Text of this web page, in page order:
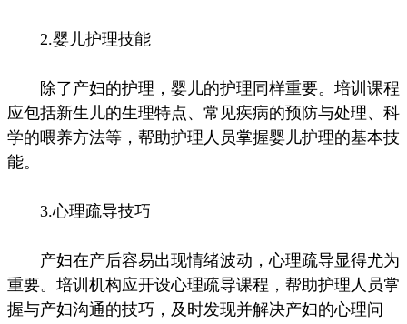
2.婴儿护理技能
除了产妇的护理，婴儿的护理同样重要。培训课程
应包括新生儿的生理特点、常见疾病的预防与处理、科
学的喂养方法等，帮助护理人员掌握婴儿护理的基本技
能。
3.心理疏导技巧
产妇在产后容易出现情绪波动，心理疏导显得尤为
重要。培训机构应开设心理疏导课程，帮助护理人员掌
握与产妇沟通的技巧，及时发现并解决产妇的心理问